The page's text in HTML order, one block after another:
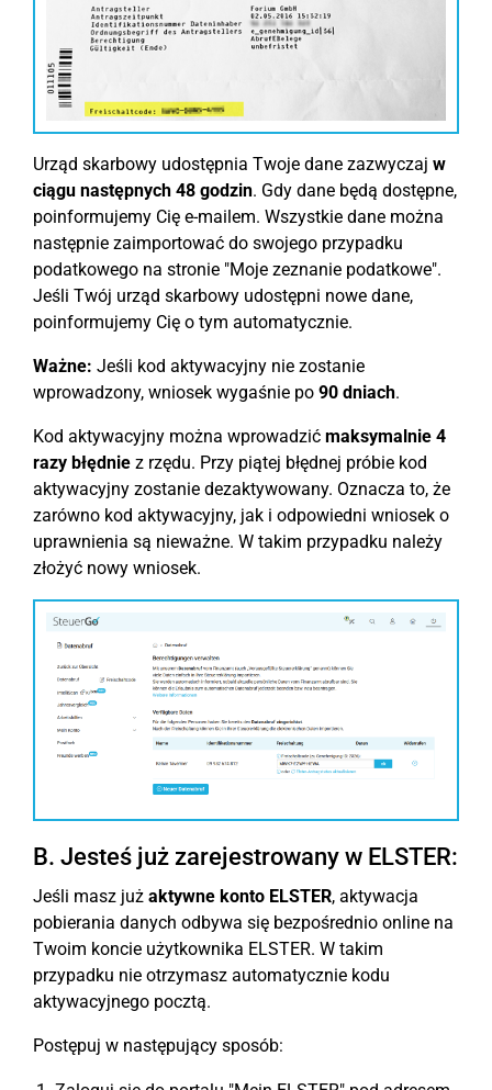
Urząd skarbowy udostępnia Twoje dane zazwyczaj w
ciągu następnych 48 godzin. Gdy dane będą dostępne,
poinformujemy Cię e-mailem. Wszystkie dane można
następnie zaimportować do swojego przypadku
podatkowego na stronie "Moje zeznanie podatkowe".
Jeśli Twój urząd skarbowy udostępni nowe dane,
poinformujemy Cię o tym automatycznie.
Ważne: Jeśli kod aktywacyjny nie zostanie
wprowadzony, wniosek wygaśnie po 90 dniach.
Kod aktywacyjny można wprowadzić maksymalnie 4
razy błędnie z rzędu. Przy piątej błędnej próbie kod
aktywacyjny zostanie dezaktywowany. Oznacza to, że
zarówno kod aktywacyjny, jak i odpowiedni wniosek o
uprawnienia są nieważne. W takim przypadku należy
złożyć nowy wniosek.
B. Jesteś już zarejestrowany w ELSTER:
Jeśli masz już aktywne konto ELSTER, aktywacja
pobierania danych odbywa się bezpośrednio online na
Twoim koncie użytkownika ELSTER. W takim
przypadku nie otrzymasz automatycznie kodu
aktywacyjnego pocztą.
Postępuj w następujący sposób: